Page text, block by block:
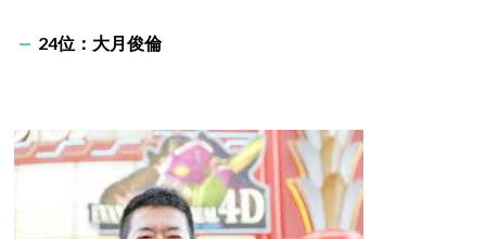
24位：大月俊倫